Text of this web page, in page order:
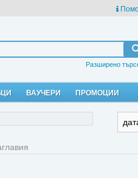
Разширено
ВАУЧЕРИ ПРОМОЦИИ